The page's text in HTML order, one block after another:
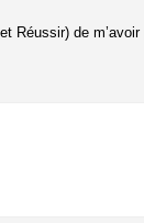
Réussir) de m’avoir